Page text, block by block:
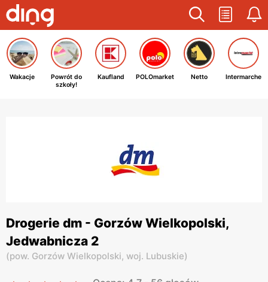
Wakacje
Powrót do
szkoły!
Kaufland POLOmarket Netto Intermarche
Drogerie dm - Gorzów Wielkopolski,
Jedwabnicza 2
(pow. Gorzów Wielkopolski, woj. Lubuskie)